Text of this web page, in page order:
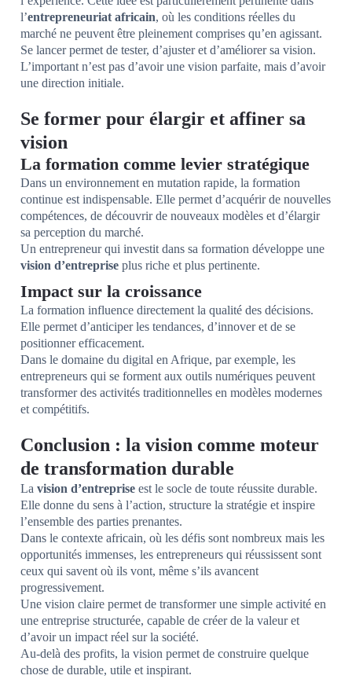
l’entrepreneuriat africain, où les conditions réelles du
marché ne peuvent être pleinement comprises qu’en agissant.
Se lancer permet de tester, d’ajuster et d’améliorer sa vision.
L’important n’est pas d’avoir une vision parfaite, mais d’avoir
une direction initiale.
Se former pour élargir et affiner sa
vision
La formation comme levier stratégique
Dans un environnement en mutation rapide, la formation
continue est indispensable. Elle permet d’acquérir de nouvelles
compétences, de découvrir de nouveaux modèles et d’élargir
sa perception du marché.
Un entrepreneur qui investit dans sa formation développe une
vision d’entreprise plus riche et plus pertinente.
Impact sur la croissance
La formation influence directement la qualité des décisions.
Elle permet d’anticiper les tendances, d’innover et de se
positionner efficacement.
Dans le domaine du digital en Afrique, par exemple, les
entrepreneurs qui se forment aux outils numériques peuvent
transformer des activités traditionnelles en modèles modernes
et compétitifs.
Conclusion : la vision comme moteur
de transformation durable
La vision d’entreprise est le socle de toute réussite durable.
Elle donne du sens à l’action, structure la stratégie et inspire
l’ensemble des parties prenantes.
Dans le contexte africain, où les défis sont nombreux mais les
opportunités immenses, les entrepreneurs qui réussissent sont
ceux qui savent où ils vont, même s’ils avancent
progressivement.
Une vision claire permet de transformer une simple activité en
une entreprise structurée, capable de créer de la valeur et
d’avoir un impact réel sur la société.
Au-delà des profits, la vision permet de construire quelque
chose de durable, utile et inspirant.